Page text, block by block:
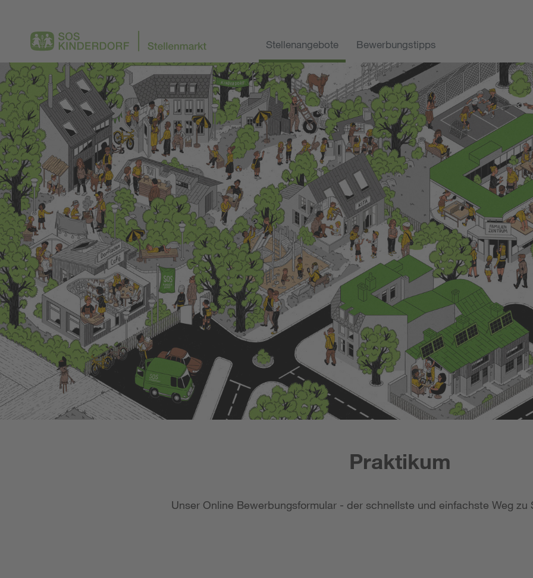
Stellenangebote Bewerbungstipps
Praktikum
Unser Online Bewerbungsformular - der schnellste und einfachste Weg zu